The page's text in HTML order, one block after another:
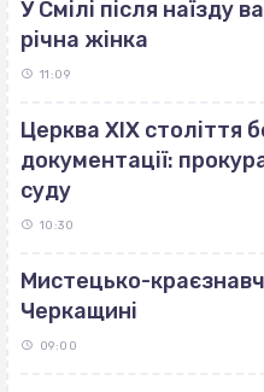
У Смілі після наїзду
річна жінка
11:09
Церква ХІХ століття
документації:
суду
10:30
Мистецько-
Черкащині
09:00